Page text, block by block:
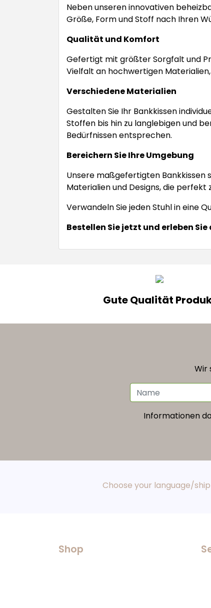
Neben unseren innovativen
Größe, Form und Stoff nach Ihren
Qualität und Komfort
Gefertigt mit größter Sorgfalt und
Vielfalt an hochwertigen
Verschiedene Materialien
Gestalten Sie Ihr Bankkissen
Stoffen bis hin zu langlebigen und
Bedürfnissen entsprechen.
Bereichern Sie Ihre Umgebung
Unsere maßgefertigten Bankkissen
Materialien und Designs, die
Verwandeln Sie jeden Stuhl in eine
Bestellen Sie jetzt und erleben
Gute Qualität
Wir
Informationen
Choose your language/
Shop